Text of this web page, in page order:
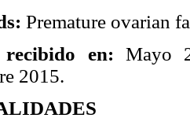
Premature ovarian
en: Mayo
2015.